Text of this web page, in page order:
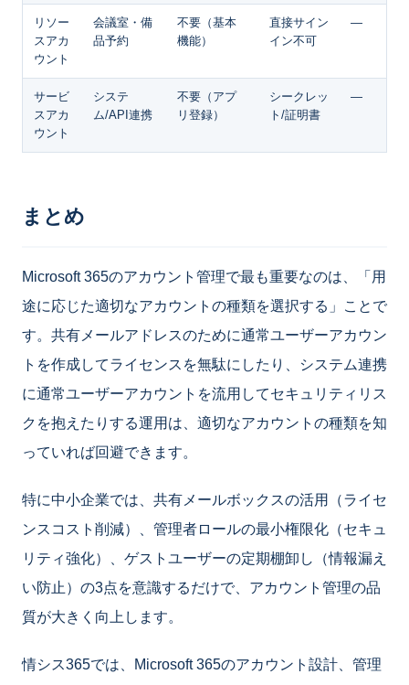
リソー
スアカ
ウント
会議室・備
品予約
不要（基本
機能）
直接サイン
イン不可
—
サービ
スアカ
ウント
システ
ム/API連携
不要（アプ
リ登録）
シークレッ
ト/証明書
—
まとめ
Microsoft 365のアカウント管理で最も重要なのは、「用
途に応じた適切なアカウントの種類を選択する」ことで
す。共有メールアドレスのために通常ユーザーアカウン
トを作成してライセンスを無駄にしたり、システム連携
に通常ユーザーアカウントを流用してセキュリティリス
クを抱えたりする運用は、適切なアカウントの種類を知
っていれば回避できます。
特に中小企業では、共有メールボックスの活用（ライセ
ンスコスト削減）、管理者ロールの最小権限化（セキュ
リティ強化）、ゲストユーザーの定期棚卸し（情報漏え
い防止）の3点を意識するだけで、アカウント管理の品
質が大きく向上します。
情シス365では、Microsoft 365のアカウント設計、管理